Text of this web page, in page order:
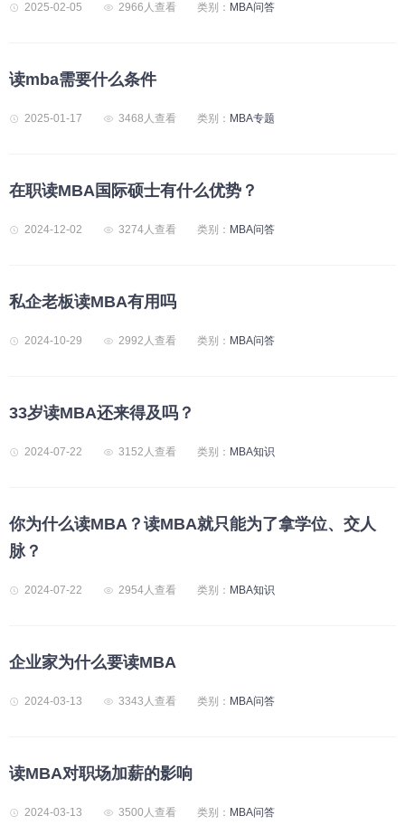
2025-02-05 2966人查看 类别： MBA问答
读mba需要什么条件
2025-01-17 3468人查看 类别： MBA专题
在职读MBA国际硕士有什么优势？
2024-12-02 3274人查看 类别： MBA问答
私企老板读MBA有用吗
2024-10-29 2992人查看 类别： MBA问答
33岁读MBA还来得及吗？
2024-07-22 3152人查看 类别： MBA知识
你为什么读MBA？读MBA就只能为了拿学位、交人
脉？
2024-07-22 2954人查看 类别： MBA知识
企业家为什么要读MBA
2024-03-13 3343人查看 类别： MBA问答
读MBA对职场加薪的影响
2024-03-13 3500人查看 类别： MBA问答